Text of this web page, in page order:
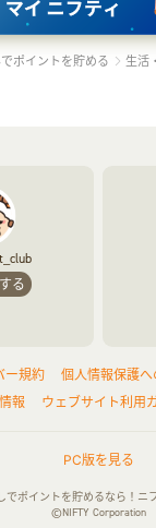
ポイントを貯める 生活
る
ー規約
個人情報保護
報
ウェブサイト利用
PC版を見る
でポイントを貯めるなら！ニ
©NIFTY Corporation